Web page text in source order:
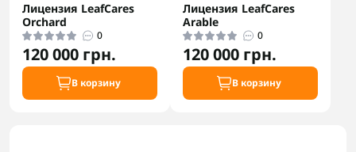
Лицензия LeafCares
Orchard
0
120 000 грн.
В корзину
Лицензия LeafCares
Arable
0
120 000 грн.
В корзину